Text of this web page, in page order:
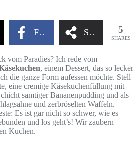
Facebook Share 5
SHARES
vom Paradies? Ich rede vom
, einem Dessert, das so lecker
die ganze Form aufessen möchte. Stell
eine cremige Käsekuchenfüllung mit
samtiger Bananenpudding und als
und zerbröselten Waffeln.
Es ist gar nicht so schwer, wie es
und los geht’s! Wir zaubern
Kuchen.